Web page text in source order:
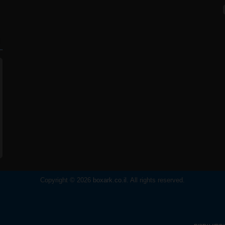
Copyright © 2026 boxark.co.il . All rights reserved.